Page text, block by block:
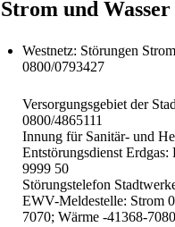
Strom und Wasser
Westnetz: Störungen
0800/0793427
Versorgungsgebiet der
0800/4865111
Innung für Sanitär- und
Entstörungsdienst
9999 50
Störungstelefon
EWV-Meldestelle: Strom
7070; Wärme -41368-